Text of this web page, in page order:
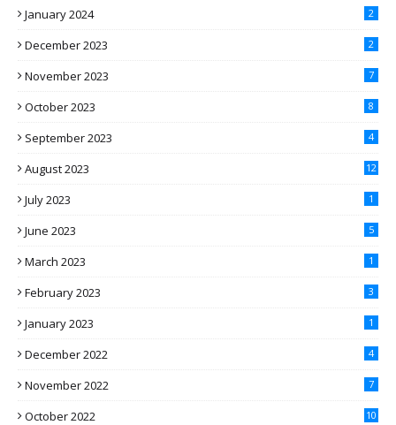
January 2024 2
December 2023 2
November 2023 7
October 2023 8
September 2023 4
August 2023 12
July 2023 1
June 2023 5
March 2023 1
February 2023 3
January 2023 1
December 2022 4
November 2022 7
October 2022 10